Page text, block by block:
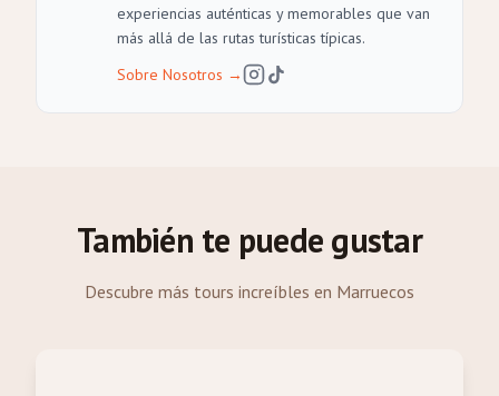
experiencias auténticas y memorables que van
más allá de las rutas turísticas típicas.
Sobre Nosotros →
También te puede gustar
Descubre más tours increíbles en Marruecos